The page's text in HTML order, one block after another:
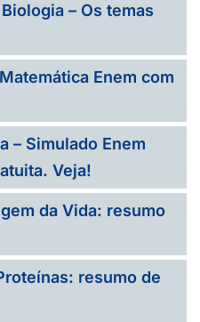
– Os temas
Enem com
– Simulado Enem
Veja!
da Vida: resumo
resumo de